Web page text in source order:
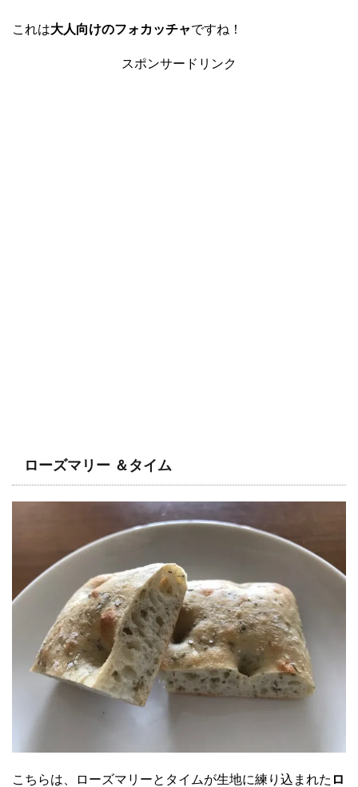
これは大人向けのフォカッチャですね！
スポンサードリンク
ローズマリー ＆タイム
こちらは、ローズマリーとタイムが生地に練り込まれた ロ